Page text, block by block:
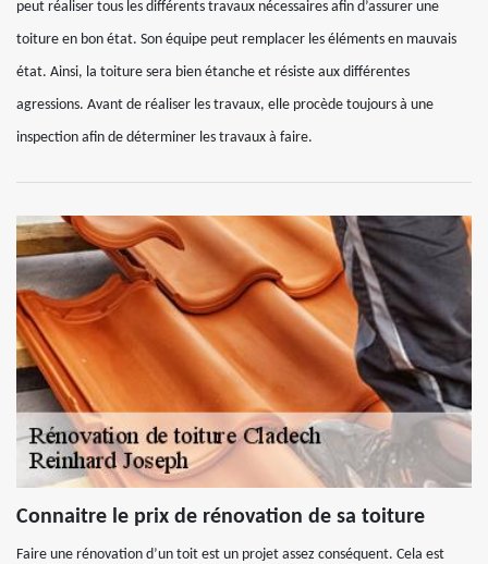
peut réaliser tous les différents travaux nécessaires afin d’assurer une
toiture en bon état. Son équipe peut remplacer les éléments en mauvais
état. Ainsi, la toiture sera bien étanche et résiste aux différentes
agressions. Avant de réaliser les travaux, elle procède toujours à une
inspection afin de déterminer les travaux à faire.
Connaitre le prix de rénovation de sa toiture
Faire une rénovation d’un toit est un projet assez conséquent. Cela est